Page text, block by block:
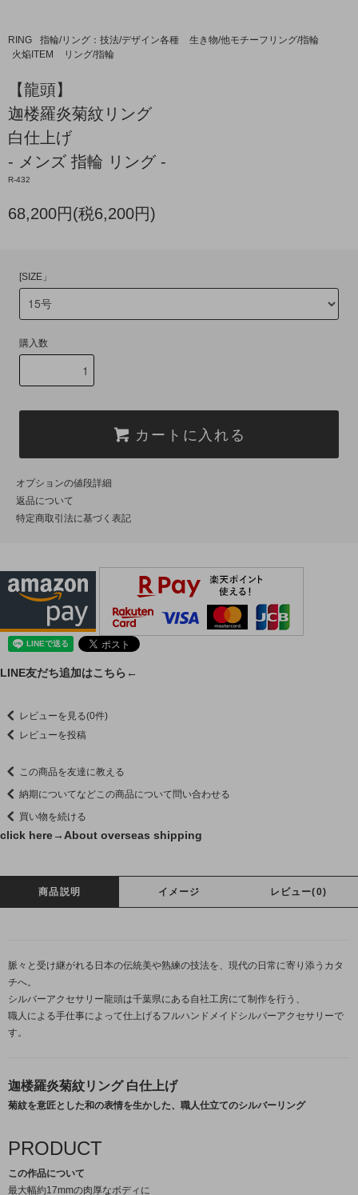
RING 指輪/リング：技法/デザイン各種
生き物/他モチーフリング/指輪
火焔ITEM
リング/指輪
【龍頭】
迦楼羅炎菊紋リング
白仕上げ
- メンズ 指輪 リング -
R-432
68,200円(税6,200円)
[SIZE」
購入数
カートに入れる
オプションの値段詳細
返品について
特定商取引法に基づく表記
LINE友だち追加はこちら←
レビューを見る(0件)
レビューを投稿
この商品を友達に教える
納期についてなどこの商品について問い合わせる
買い物を続ける
click here→ About overseas shipping
商品説明 イメージ レビュー(0)
脈々と受け継がれる日本の伝統美や熟練の技法を、現代の日常に寄り添うカタ
チへ。
シルバーアクセサリー龍頭は千葉県にある自社工房にて制作を行う、
職人による手仕事によって仕上げるフルハンドメイドシルバーアクセサリーで
す。
迦楼羅炎菊紋リング 白仕上げ
菊紋を意匠とした和の表情を生かした、職人仕立てのシルバーリング
PRODUCT
この作品について
最大幅約17mmの肉厚なボディに